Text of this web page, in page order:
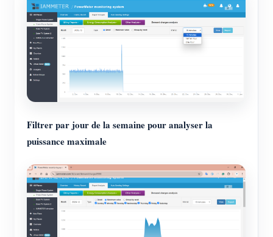
Filtrer par jour de la semaine pour analyser la
puissance maximale